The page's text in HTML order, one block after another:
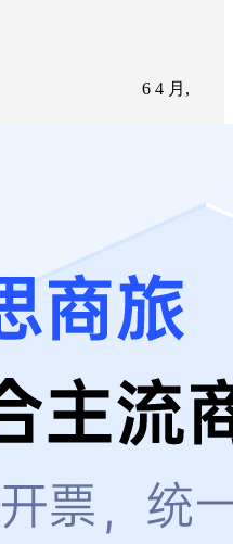
6 4 月,